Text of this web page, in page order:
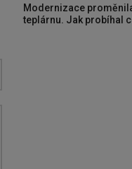
Modernizace
teplárnu. Jak probíhal